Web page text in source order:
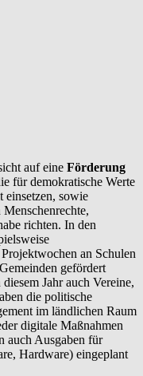
auf eine Förderung
für demokratische Werte
einsetzen, sowie
richten. In den
an Schulen
gefördert
Jahr auch Vereine,
die politische
im ländlichen Raum
digitale Maßnahmen
auch Ausgaben für
Hardware) eingeplant